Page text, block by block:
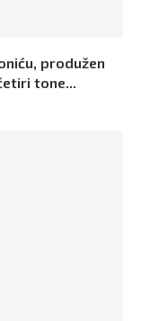
produžen
tone...